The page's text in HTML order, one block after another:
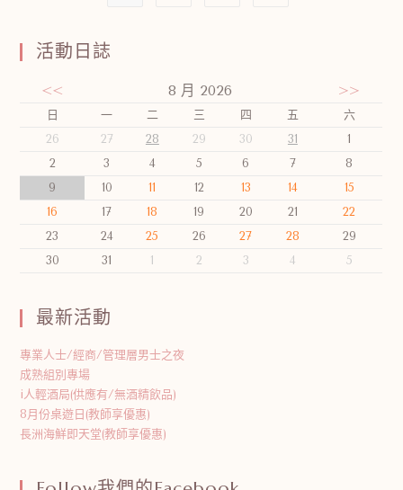
活動日誌
<< 8 月 2026 >>
日 一 二 三 四 五
六
26
27 28 29 30 31
1
2
3 4 5 6 7
8
9
10 11 12 13 14
15
16
17 18 19 20 21
22
23
24 25 26 27 28
29
30
31 1 2 3 4 5
最新活動
專業人士/經商/管理層男士之夜
成熟組別專場
i人輕酒局(供應有/無酒精飲品)
8月份桌遊日(教師享優惠)
長洲海鮮即天堂(教師享優惠)